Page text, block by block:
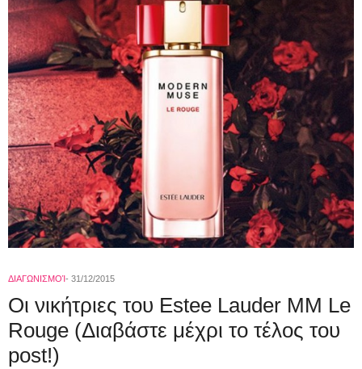
ΔΙΑΓΩΝΙΣΜΟΊ 31/12/2015
Οι νικήτριες του Estee Lauder MM Le
Rouge (Διαβάστε μέχρι το τέλος του
post!)